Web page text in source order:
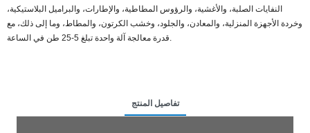
النفايات الصلبة، والأغشية، والرؤوس المطاطية، والإطارات، والبراميل البلاستيكية،
وخردة الأجهزة المنزلية، والمعادن، والجلود، وخشب الكرتون، والمطاط، وما إلى ذلك، مع
قدرة معالجة آلة واحدة تبلغ 5-25 طن في الساعة.
تفاصيل المنتج